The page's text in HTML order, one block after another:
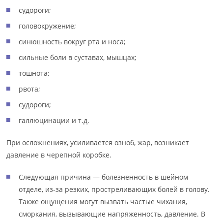
судороги;
головокружение;
синюшность вокруг рта и носа;
сильные боли в суставах, мышцах;
тошнота;
рвота;
судороги;
галлюцинации и т.д.
При осложнениях, усиливается озноб, жар, возникает
давление в черепной коробке.
Следующая причина — болезненность в шейном
отделе, из-за резких, простреливающих болей в голову.
Также ощущения могут вызвать частые чихания,
сморкания, вызывающие напряженность, давление. В